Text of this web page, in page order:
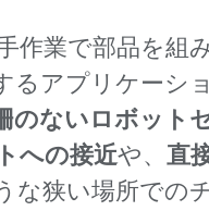
作業で部品を組
るアプリケーシ
のないロボット
への接近や、 直
な狭い場所での